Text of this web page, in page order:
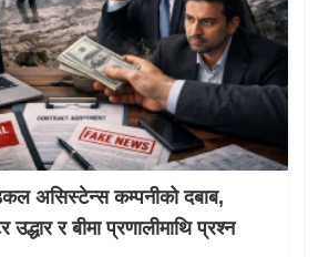
असिस्टेन्स कम्पनीको दबाब,
उद्धार र बीमा प्रणालीमाथि प्रश्न